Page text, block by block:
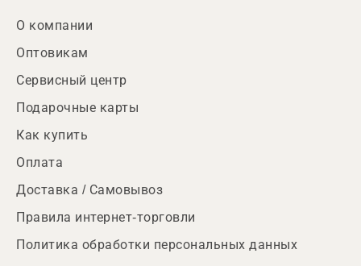
О компании
Оптовикам
Сервисный центр
Подарочные карты
Как купить
Оплата
Доставка / Самовывоз
Правила интернет-торговли
Политика обработки персональных данных